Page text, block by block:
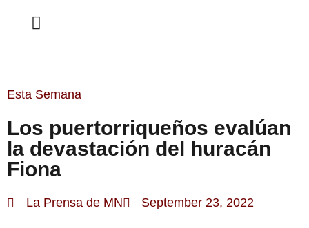
Esta Semana
Los puertorriqueños evalúan
la devastación del huracán
Fiona
La Prensa de MN September 23, 2022